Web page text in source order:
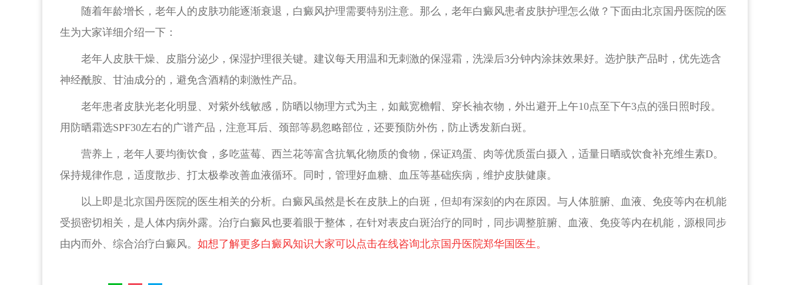
随着年龄增长，老年人的皮肤功能逐渐衰退，白癜风护理需要特别注意。那么，老年白癜风患者皮肤护理怎么做？下面由北京国丹医院的医
生为大家详细介绍一下：
老年人皮肤干燥、皮脂分泌少，保湿护理很关键。建议每天用温和无刺激的保湿霜，洗澡后3分钟内涂抹效果好。选护肤产品时，优先选含
神经酰胺、甘油成分的，避免含酒精的刺激性产品。
老年患者皮肤光老化明显、对紫外线敏感，防晒以物理方式为主，如戴宽檐帽、穿长袖衣物，外出避开上午10点至下午3点的强日照时段。
用防晒霜选SPF30左右的广谱产品，注意耳后、颈部等易忽略部位，还要预防外伤，防止诱发新白斑。
营养上，老年人要均衡饮食，多吃蓝莓、西兰花等富含抗氧化物质的食物，保证鸡蛋、肉等优质蛋白摄入，适量日晒或饮食补充维生素D。
保持规律作息，适度散步、打太极拳改善血液循环。同时，管理好血糖、血压等基础疾病，维护皮肤健康。
以上即是北京国丹医院的医生相关的分析。白癜风虽然是长在皮肤上的白斑，但却有深刻的内在原因。与人体脏腑、血液、免疫等内在机能
受损密切相关，是人体内病外露。治疗白癜风也要着眼于整体，在针对表皮白斑治疗的同时，同步调整脏腑、血液、免疫等内在机能，源根同步
由内而外、综合治疗白癜风。 如想了解更多白癜风知识大家可以点击在线咨询北京国丹医院郑华国医生。